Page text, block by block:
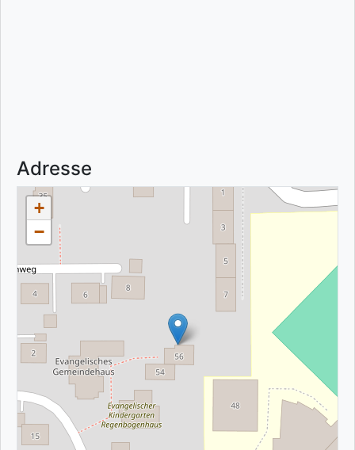
Adresse
+
−